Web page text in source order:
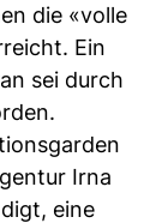
die «volle
Ein
sei durch
Irna
eine